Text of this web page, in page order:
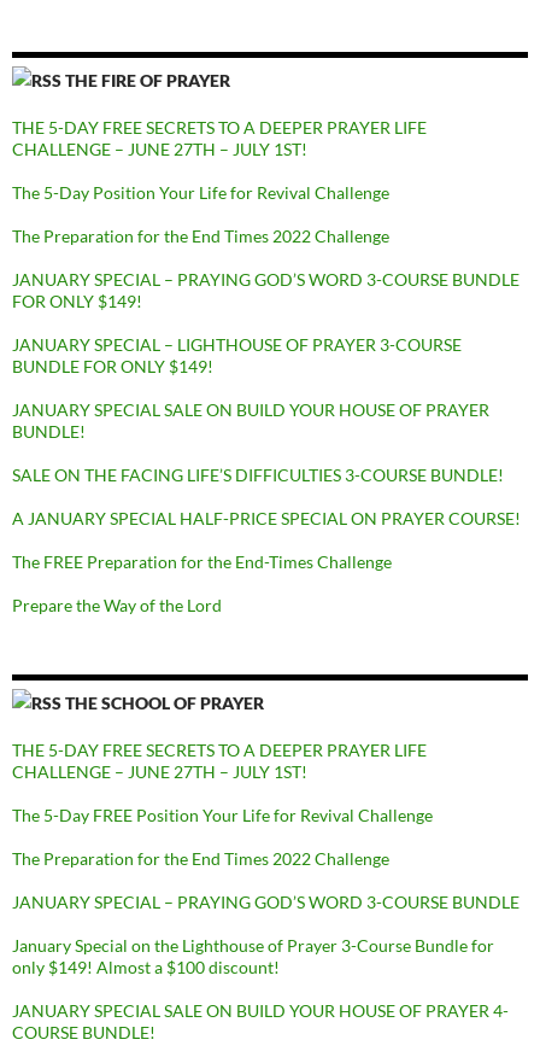
THE FIRE OF PRAYER
THE 5-DAY FREE SECRETS TO A DEEPER PRAYER LIFE
CHALLENGE – JUNE 27TH – JULY 1ST!
The 5-Day Position Your Life for Revival Challenge
The Preparation for the End Times 2022 Challenge
JANUARY SPECIAL – PRAYING GOD’S WORD 3-COURSE BUNDLE
FOR ONLY $149!
JANUARY SPECIAL – LIGHTHOUSE OF PRAYER 3-COURSE
BUNDLE FOR ONLY $149!
JANUARY SPECIAL SALE ON BUILD YOUR HOUSE OF PRAYER
BUNDLE!
SALE ON THE FACING LIFE’S DIFFICULTIES 3-COURSE BUNDLE!
A JANUARY SPECIAL HALF-PRICE SPECIAL ON PRAYER COURSE!
The FREE Preparation for the End-Times Challenge
Prepare the Way of the Lord
THE SCHOOL OF PRAYER
THE 5-DAY FREE SECRETS TO A DEEPER PRAYER LIFE
CHALLENGE – JUNE 27TH – JULY 1ST!
The 5-Day FREE Position Your Life for Revival Challenge
The Preparation for the End Times 2022 Challenge
JANUARY SPECIAL – PRAYING GOD’S WORD 3-COURSE BUNDLE
January Special on the Lighthouse of Prayer 3-Course Bundle for
only $149! Almost a $100 discount!
JANUARY SPECIAL SALE ON BUILD YOUR HOUSE OF PRAYER 4-
COURSE BUNDLE!